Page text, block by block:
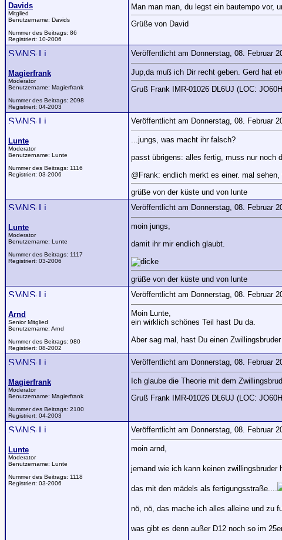
Davids
Mitglied
Benutzername: Davids
Nummer des Beitrags: 86
Registriert: 10-2006
Man man man, du legst ein bautempo vor,
Grüße von David
Magierfrank
Moderator
Benutzername: Magierfrank
Nummer des Beitrags: 2098
Registriert: 04-2003
Veröffentlicht am Donnerstag, 08. Februar
Jup,da muß ich Dir recht geben. Gerd hat
Gruß Frank IMR-01026 DL6UJ (LOC:
Lunte
Moderator
Benutzername: Lunte
Nummer des Beitrags: 1116
Registriert: 03-2006
Veröffentlicht am Donnerstag, 08. Februar
...jungs, was macht ihr falsch?
passt übrigens: alles fertig, muss nur noch
@Frank: endlich merkt es einer. mal sehen,
grüße von der küste und von lunte
Lunte
Moderator
Benutzername: Lunte
Nummer des Beitrags: 1117
Registriert: 03-2006
Veröffentlicht am Donnerstag, 08. Februar
moin jungs,
damit ihr mir endlich glaubt.
grüße von der küste und von lunte
Arnd
Senior Mitglied
Benutzername: Arnd
Nummer des Beitrags: 980
Registriert: 08-2002
Veröffentlicht am Donnerstag, 08. Februar
Moin Lunte,
ein wirklich schönes Teil hast Du da.
Aber sag mal, hast Du einen
Magierfrank
Moderator
Benutzername: Magierfrank
Nummer des Beitrags: 2100
Registriert: 04-2003
Veröffentlicht am Donnerstag, 08. Februar
Ich glaube die Theorie mit dem
Gruß Frank IMR-01026 DL6UJ (LOC:
Lunte
Moderator
Benutzername: Lunte
Nummer des Beitrags: 1118
Registriert: 03-2006
Veröffentlicht am Donnerstag, 08. Februar
moin arnd,
jemand wie ich kann keinen zwillingsbruder
das mit den mädels als fertigungsstraße....
nö, nö, das mache ich alles alleine und zu
was gibt es denn außer D12 noch so im